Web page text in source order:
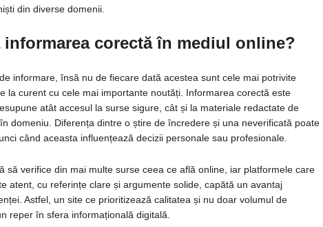
din diverse domenii.
informarea corectă în mediul online?
informare, însă nu de fiecare dată acestea sunt cele mai potrivite
la curent cu cele mai importante noutăți. Informarea corectă este
atât accesul la surse sigure, cât și la materiale redactate de
domeniu. Diferența dintre o știre de încredere și una neverificată poate
când aceasta influențează decizii personale sau profesionale.
să verifice din mai multe surse ceea ce află online, iar platformele care
atent, cu referințe clare și argumente solide, capătă un avantaj
Astfel, un site ce prioritizează calitatea și nu doar volumul de
reper în sfera informațională digitală.